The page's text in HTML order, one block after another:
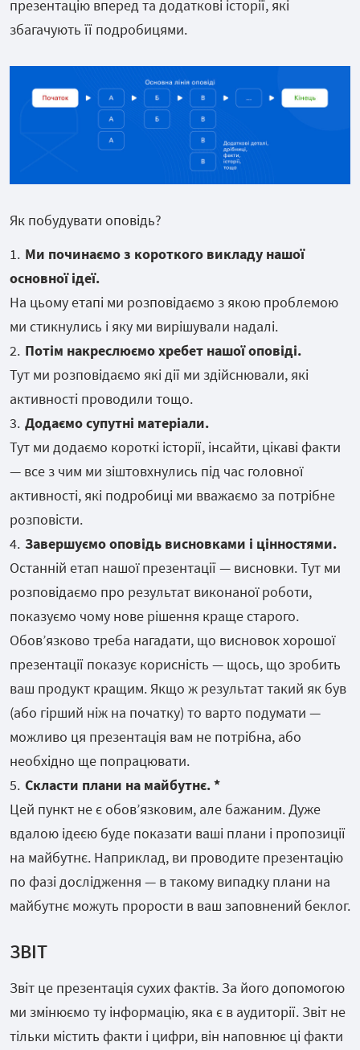
презентацію вперед та додаткові історії, які
збагачують її подробицями.
Як побудувати оповідь?
Ми починаємо з короткого викладу нашої
основної ідеї.
На цьому етапі ми розповідаємо з якою проблемою
ми стикнулись і яку ми вирішували надалі.
Потім накреслюємо хребет нашої оповіді.
Тут ми розповідаємо які дії ми здійснювали, які
активності проводили тощо.
Додаємо супутні матеріали.
Тут ми додаємо короткі історії, інсайти, цікаві факти
— все з чим ми зіштовхнулись під час головної
активності, які подробиці ми вважаємо за потрібне
розповісти.
Завершуємо оповідь висновками і цінностями.
Останній етап нашої презентації — висновки. Тут ми
розповідаємо про результат виконаної роботи,
показуємо чому нове рішення краще старого.
Обовʼязково треба нагадати, що висновок хорошої
презентації показує корисність — щось, що зробить
ваш продукт кращим. Якщо ж результат такий як був
(або гірший ніж на початку) то варто подумати —
можливо ця презентація вам не потрібна, або
необхідно ще попрацювати.
Скласти плани на майбутнє. *
Цей пункт не є обовʼязковим, але бажаним. Дуже
вдалою ідеєю буде показати ваші плани і пропозиції
на майбутнє. Наприклад, ви проводите презентацію
по фазі дослідження — в такому випадку плани на
майбутнє можуть прорости в ваш заповнений беклог.
ЗВІТ
Звіт це презентація сухих фактів. За його допомогою
ми змінюємо ту інформацію, яка є в аудиторії. Звіт не
тільки містить факти і цифри, він наповнює ці факти